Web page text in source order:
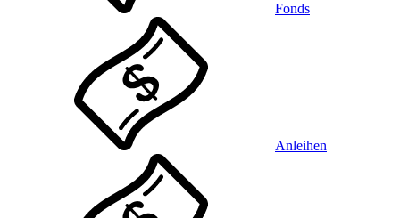
Fonds
Anleihen